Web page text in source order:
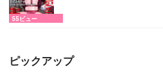
55ビュー
ピックアップ